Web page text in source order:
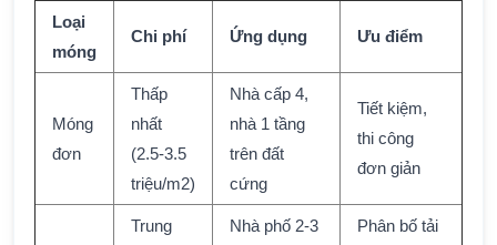
Loại
móng
Chi phí Ứng dụng Ưu điểm
Móng
đơn
Thấp
nhất
(2.5-3.5
triệu/m2)
Nhà cấp 4,
nhà 1 tầng
trên đất
cứng
Tiết kiệm,
thi công
đơn giản
Trung
Nhà phố 2-3
Phân bố tải